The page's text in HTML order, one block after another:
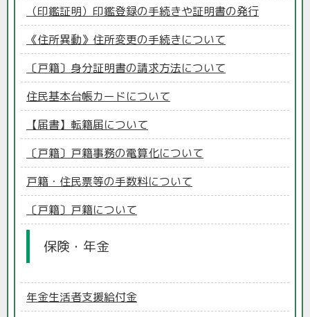
（印鑑証明）印鑑登録の手続きや証明書の発行
《住所異動》住所変更の手続きについて
〔戸籍〕身分証明書の請求方法について
住民基本台帳カードについて
【届書】転籍届について
〔戸籍〕戸籍事務の電算化について
戸籍・住民票等の手数料について
〔戸籍〕戸籍について
保険・年金
年金生活者支援給付金